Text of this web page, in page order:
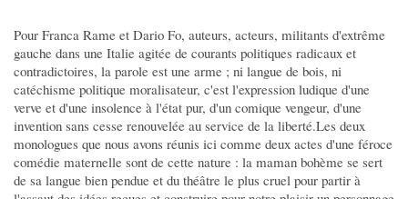
Pour Franca Rame et Dario Fo, auteurs, acteurs, militants d'extrême
gauche dans une Italie agitée de courants politiques radicaux et
contradictoires, la parole est une arme ; ni langue de bois, ni
catéchisme politique moralisateur, c'est l'expression ludique d'une
verve et d'une insolence à l'état pur, d'un comique vengeur, d'une
invention sans cesse renouvelée au service de la liberté.Les deux
monologues que nous avons réunis ici comme deux actes d'une féroce
comédie maternelle sont de cette nature : la maman bohème se sert
de sa langue bien pendue et du théâtre le plus cruel pour partir à